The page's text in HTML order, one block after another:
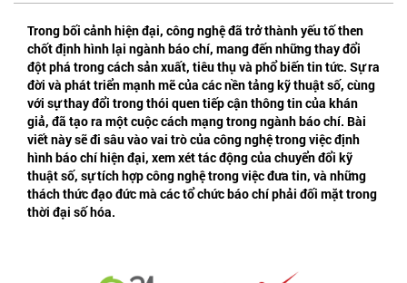
Trong bối cảnh hiện đại, công nghệ đã trở thành yếu tố then
chốt định hình lại ngành báo chí, mang đến những thay đổi
đột phá trong cách sản xuất, tiêu thụ và phổ biến tin tức. Sự ra
đời và phát triển mạnh mẽ của các nền tảng kỹ thuật số, cùng
với sự thay đổi trong thói quen tiếp cận thông tin của khán
giả, đã tạo ra một cuộc cách mạng trong ngành báo chí. Bài
viết này sẽ đi sâu vào vai trò của công nghệ trong việc định
hình báo chí hiện đại, xem xét tác động của chuyển đổi kỹ
thuật số, sự tích hợp công nghệ trong việc đưa tin, và những
thách thức đạo đức mà các tổ chức báo chí phải đối mặt trong
thời đại số hóa.